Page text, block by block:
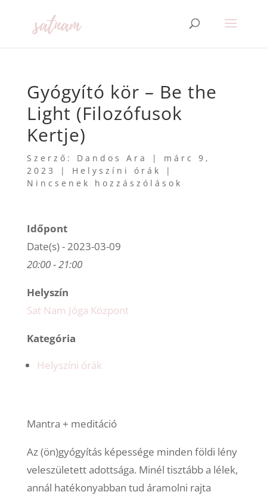
Gyógyító kör – Be the
Light (Filozófusok
Kertje)
Szerző: Dandos Ara | márc 9,
2023
| Helyszíni órák
|
Nincsenek hozzászólások
Időpont
Date(s) - 2023-03-09
20:00 - 21:00
Helyszín
Sat Nam Jóga Központ
Kategória
Helyszíni órák
Mantra + meditáció
Az (ön)gyógyítás képessége minden földi lény
veleszületett adottsága. Minél tisztább a lélek,
annál hatékonyabban tud áramolni rajta